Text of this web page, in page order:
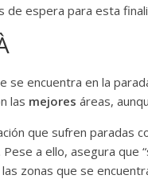
espera para esta
se encuentra en la
las mejores áreas,
que sufren paradas
a ello, asegura que
zonas que se